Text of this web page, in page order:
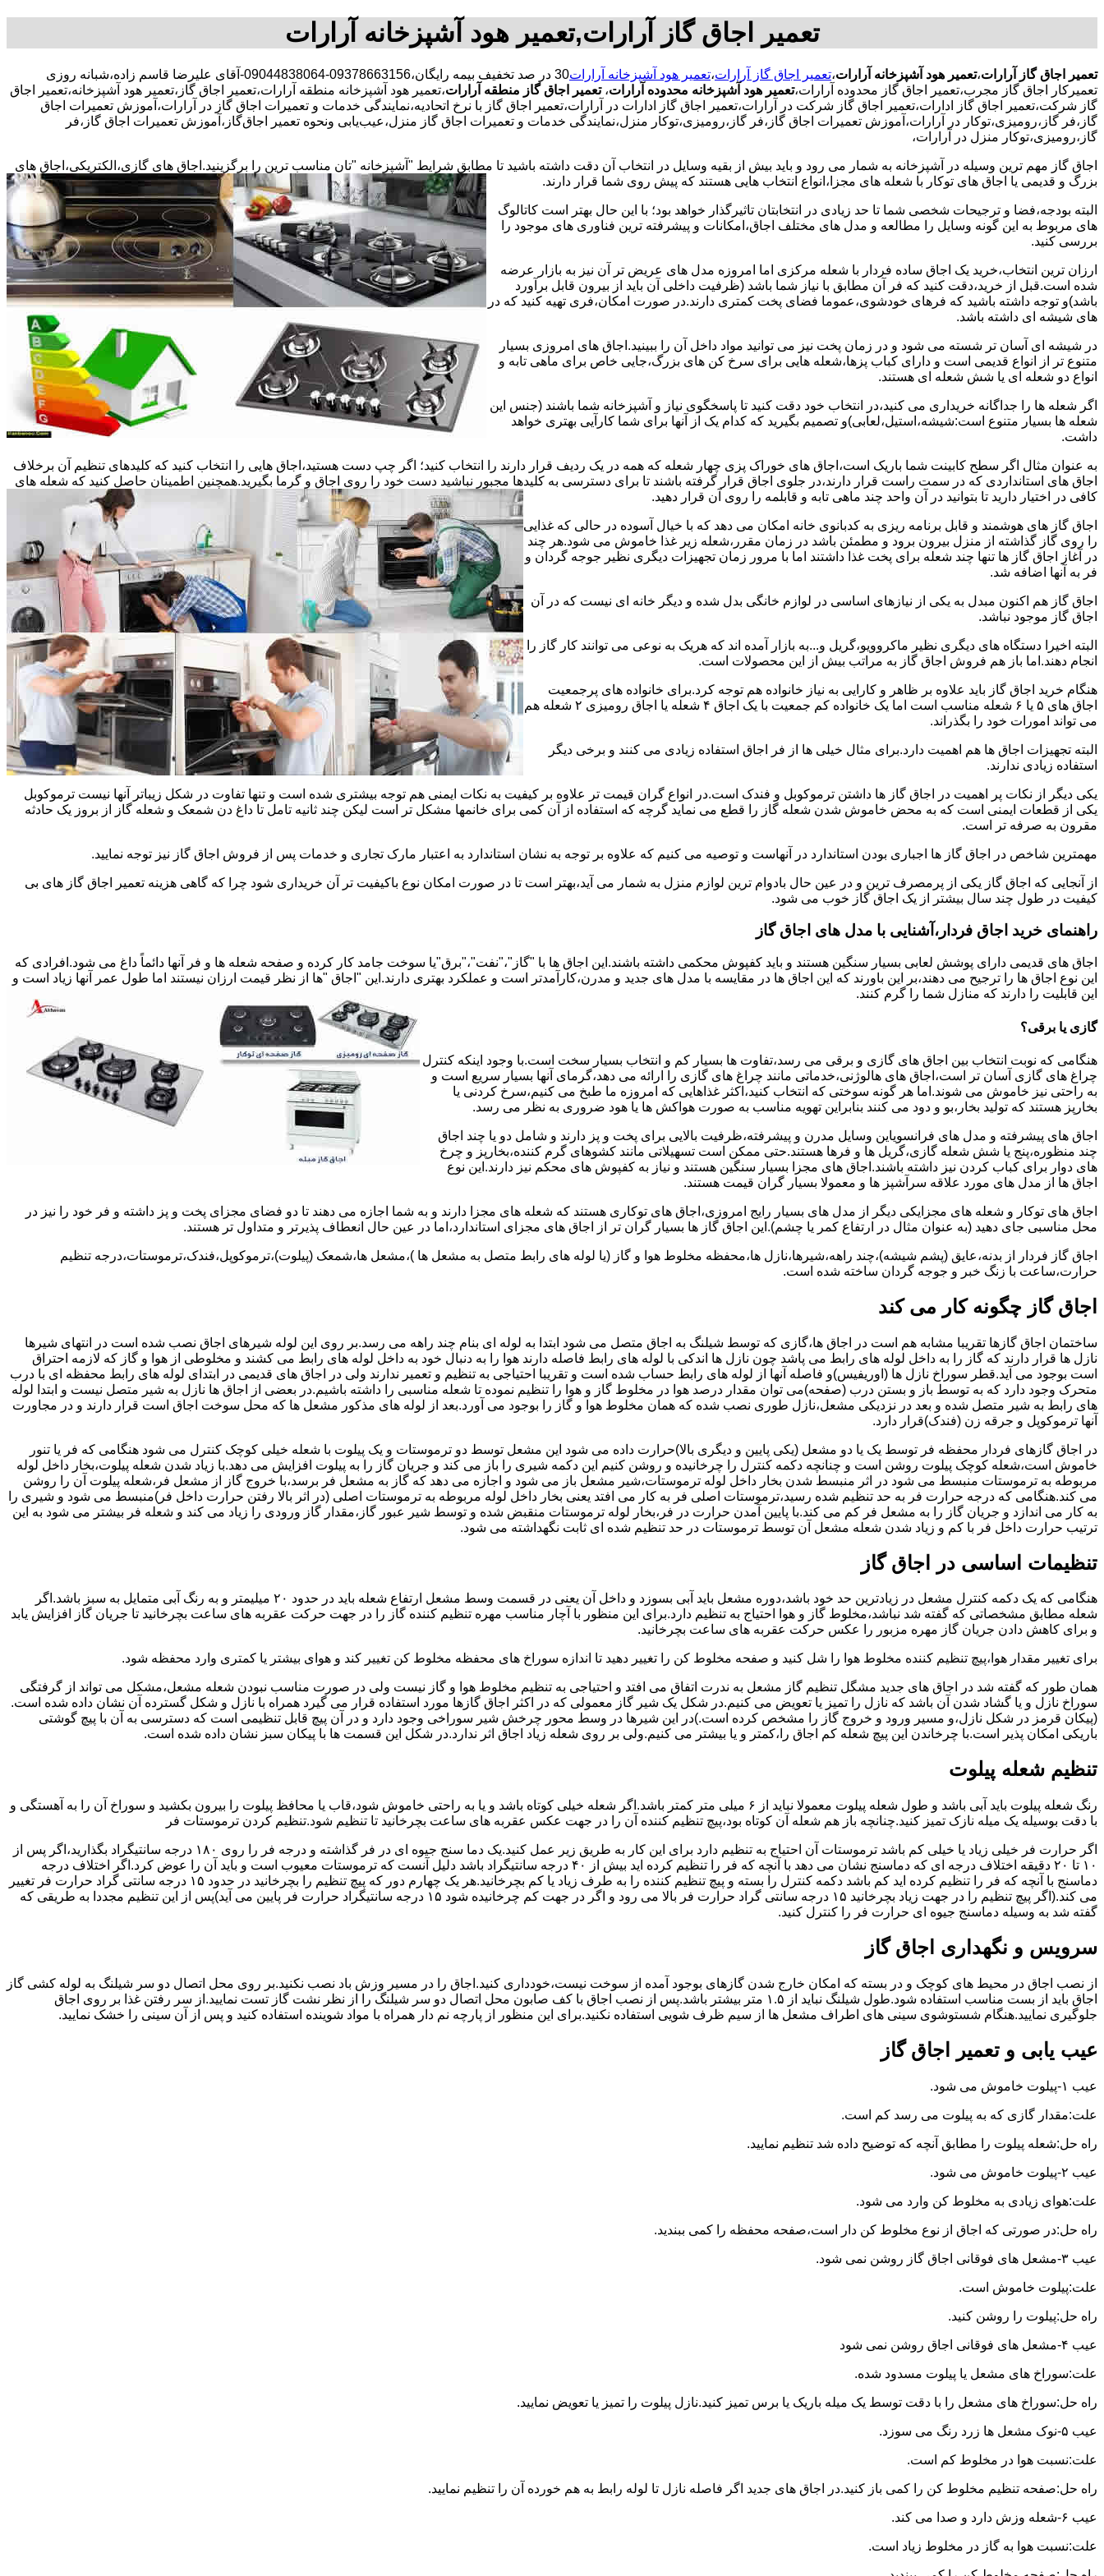
تعمیر اجاق گاز آرارات,تعمیر هود آشپزخانه آرارات
تعمیر اجاق گاز آرارات،تعمیر هود آشپزخانه آرارات،تعمیر اجاق گاز آرارات،تعمیر هود آشپزخانه آرارات
30 در صد تخفیف بیمه رایگان،09378663156-09044838064-آقای علیرضا قاسم زاده،شبانه روزی
تعمیرکار اجاق گاز مجرب،تعمیر اجاق گاز محدوده آرارات،تعمیر هود آشپزخانه محدوده آرارات، تعمیر اجاق گاز منطقه آرارات،تعمیر هود آشپزخانه منطقه آرارات،تعمیر اجاق گاز،تعمیر هود آشپزخانه،تعمیر اجاق
گاز شرکت،تعمیر اجاق گاز ادارات،تعمیر اجاق گاز شرکت در آرارات،تعمیر اجاق گاز ادارات در آرارات،تعمیر اجاق گاز با نرخ اتحادیه،نمایندگی خدمات و تعمیرات اجاق گاز در آرارات،آموزش تعمیرات اجاق
گاز،فر گاز،رومیزی،توکار در آرارات،آموزش تعمیرات اجاق گاز،فر گاز،رومیزی،توکار منزل،نمایندگی خدمات و تعمیرات اجاق گاز منزل،عیب‌یابی ونحوه تعمیر اجاق‌گاز،آموزش تعمیرات اجاق گاز،فر
گاز،رومیزی،توکار منزل در آرارات،
اجاق گاز مهم ترین وسیله در آشپزخانه به شمار می رود و باید بیش از بقیه وسایل در انتخاب آن دقت داشته باشید تا مطابق شرایط "آشپزخانه "تان مناسب ترین را برگزینید.اجاق های گازی،الکتریکی،اجاق های
بزرگ و قدیمی یا اجاق های توکار با شعله های مجزا،انواع انتخاب هایی هستند که پیش روی شما قرار دارند.
البته بودجه،فضا و ترجیحات شخصی شما تا حد زیادی در انتخابتان تاثیرگذار خواهد بود؛ با این حال بهتر است کاتالوگ
های مربوط به این گونه وسایل را مطالعه و مدل های مختلف اجاق،امکانات و پیشرفته ترین فناوری های موجود را
بررسی کنید.
ارزان ترین انتخاب،خرید یک اجاق ساده فردار با شعله مرکزی اما امروزه مدل های عریض تر آن نیز به بازار عرضه
شده است.قبل از خرید،دقت کنید که فر آن مطابق با نیاز شما باشد (ظرفیت داخلی آن باید از بیرون قابل برآورد
باشد)و توجه داشته باشید که فرهای خودشوی،عموما فضای پخت کمتری دارند.در صورت امکان،فری تهیه کنید که در
های شیشه ای داشته باشد.
در شیشه ای آسان تر شسته می شود و در زمان پخت نیز می توانید مواد داخل آن را ببینید.اجاق های امروزی بسیار
متنوع تر از انواع قدیمی است و دارای کباب پزها،شعله هایی برای سرخ کن های بزرگ،جایی خاص برای ماهی تابه و
انواع دو شعله ای یا شش شعله ای هستند.
اگر شعله ها را جداگانه خریداری می کنید،در انتخاب خود دقت کنید تا پاسخگوی نیاز و آشپزخانه شما باشند (جنس این
شعله ها بسیار متنوع است:شیشه،استیل،لعابی)و تصمیم بگیرید که کدام یک از آنها برای شما کارآیی بهتری خواهد
داشت.
به عنوان مثال اگر سطح کابینت شما باریک است،اجاق های خوراک پزی چهار شعله که همه در یک ردیف قرار دارند را انتخاب کنید؛ اگر چپ دست هستید،اجاق هایی را انتخاب کنید که کلیدهای تنظیم آن برخلاف
اجاق های استانداردی که در سمت راست قرار دارند،در جلوی اجاق قرار گرفته باشند تا برای دسترسی به کلیدها مجبور نباشید دست خود را روی اجاق و گرما بگیرید.همچنین اطمینان حاصل کنید که شعله های
کافی در اختیار دارید تا بتوانید در آن واحد چند ماهی تابه و قابلمه را روی آن قرار دهید.
اجاق گاز های هوشمند و قابل برنامه ریزی به کدبانوی خانه امکان می دهد که با خیال آسوده در حالی که غذایی
را روی گاز گذاشته از منزل بیرون برود و مطمئن باشد در زمان مقرر،شعله زیر غذا خاموش می شود.هر چند
در آغاز اجاق گاز ها تنها چند شعله برای پخت غذا داشتند اما با مرور زمان تجهیزات دیگری نظیر جوجه گردان و
فر به آنها اضافه شد.
اجاق گاز هم اکنون مبدل به یکی از نیازهای اساسی در لوازم خانگی بدل شده و دیگر خانه ای نیست که در آن
اجاق گاز موجود نباشد.
البته اخیرا دستگاه های دیگری نظیر ماکروویو،گریل و...به بازار آمده اند که هریک به نوعی می توانند کار گاز را
انجام دهند.اما باز هم فروش اجاق گاز به مراتب بیش از این محصولات است.
هنگام خرید اجاق گاز باید علاوه بر ظاهر و کارایی به نیاز خانواده هم توجه کرد.برای خانواده های پرجمعیت
اجاق های ۵ یا ۶ شعله مناسب است اما یک خانواده کم جمعیت با یک اجاق ۴ شعله یا اجاق رومیزی ۲ شعله هم
می تواند امورات خود را بگذراند.
البته تجهیزات اجاق ها هم اهمیت دارد.برای مثال خیلی ها از فر اجاق استفاده زیادی می کنند و برخی دیگر
استفاده زیادی ندارند.
یکی دیگر از نکات پر اهمیت در اجاق گاز ها داشتن ترموکوبل و فندک است.در انواع گران قیمت تر علاوه بر کیفیت به نکات ایمنی هم توجه بیشتری شده است و تنها تفاوت در شکل زیباتر آنها نیست ترموکوبل
یکی از قطعات ایمنی است که به محض خاموش شدن شعله گاز را قطع می نماید گرچه که استفاده از آن کمی برای خانمها مشکل تر است لیکن چند ثانیه تامل تا داغ دن شمعک و شعله گاز از بروز یک حادثه
مقرون به صرفه تر است.
مهمترین شاخص در اجاق گاز ها اجباری بودن استاندارد در آنهاست و توصیه می کنیم که علاوه بر توجه به نشان استاندارد به اعتبار مارک تجاری و خدمات پس از فروش اجاق گاز نیز توجه نمایید.
از آنجایی که اجاق گاز یکی از پرمصرف ترین و در عین حال بادوام ترین لوازم منزل به شمار می آید،بهتر است تا در صورت امکان نوع باکیفیت تر آن خریداری شود چرا که گاهی هزینه تعمیر اجاق گاز های بی
کیفیت در طول چند سال بیشتر از یک اجاق گاز خوب می شود.
راهنمای خرید اجاق فردار،آشنایی با مدل های اجاق گاز
اجاق های قدیمی دارای پوشش لعابی بسیار سنگین هستند و باید کفپوش محکمی داشته باشند.این اجاق ها با "گاز"،"نفت"،"برق"یا سوخت جامد کار کرده و صفحه شعله ها و فر آنها دائماً داغ می شود.افرادی که
این نوع اجاق ها را ترجیح می دهند،بر این باورند که این اجاق ها در مقایسه با مدل های جدید و مدرن،کارآمدتر است و عملکرد بهتری دارند.این "اجاق "ها از نظر قیمت ارزان نیستند اما طول عمر آنها زیاد است و
این قابلیت را دارند که منازل شما را گرم کنند.
گازی یا برقی؟
هنگامی که نوبت انتخاب بین اجاق های گازی و برقی می رسد،تفاوت ها بسیار کم و انتخاب بسیار سخت است.با وجود اینکه کنترل
چراغ های گازی آسان تر است،اجاق های هالوژنی،خدماتی مانند چراغ های گازی را ارائه می دهد،گرمای آنها بسیار سریع است و
به راحتی نیز خاموش می شوند.اما هر گونه سوختی که انتخاب کنید،اکثر غذاهایی که امروزه ما طبخ می کنیم،سرخ کردنی یا
بخارپز هستند که تولید بخار،بو و دود می کنند بنابراین تهویه مناسب به صورت هواکش ها یا هود ضروری به نظر می رسد.
اجاق های پیشرفته و مدل های فرانسویاین وسایل مدرن و پیشرفته،ظرفیت بالایی برای پخت و پز دارند و شامل دو یا چند اجاق
چند منظوره،پنج یا شش شعله گازی،گریل ها و فرها هستند.حتی ممکن است تسهیلاتی مانند کشوهای گرم کننده،بخارپز و چرخ
های دوار برای کباب کردن نیز داشته باشند.اجاق های مجزا بسیار سنگین هستند و نیاز به کفپوش های محکم نیز دارند.این نوع
اجاق ها از مدل های مورد علاقه سرآشپز ها و معمولا بسیار گران قیمت هستند.
اجاق های توکار و شعله های مجزایکی دیگر از مدل های بسیار رایج امروزی،اجاق های توکاری هستند که شعله های مجزا دارند و به شما اجازه می دهند تا دو فضای مجزای پخت و پز داشته و فر خود را نیز در
محل مناسبی جای دهید (به عنوان مثال در ارتفاع کمر یا چشم).این اجاق گاز ها بسیار گران تر از اجاق های مجزای استاندارد،اما در عین حال انعطاف پذیرتر و متداول تر هستند.
اجاق گاز فردار از بدنه،عایق (پشم شیشه)،چند راهه،شیرها،نازل ها،محفظه مخلوط هوا و گاز (یا لوله های رابط متصل به مشعل ها )،مشعل ها،شمعک (پیلوت)،ترموکوپل،فندک،ترموستات،درجه تنظیم
حرارت،ساعت با زنگ خبر و جوجه گردان ساخته شده است.
اجاق گاز چگونه کار می کند
ساختمان اجاق گازها تقریبا مشابه هم است در اجاق ها،گازی که توسط شیلنگ به اجاق متصل می شود ابتدا به لوله ای بنام چند راهه می رسد.بر روی این لوله شیرهای اجاق نصب شده است در انتهای شیرها
نازل ها قرار دارند که گاز را به داخل لوله های رابط می پاشد چون نازل ها اندکی با لوله های رابط فاصله دارند هوا را به دنبال خود به داخل لوله های رابط می کشند و مخلوطی از هوا و گاز که لازمه احتراق
است بوجود می آید.قطر سوراخ نازل ها (اوریفیس)و فاصله آنها از لوله های رابط حساب شده است و تقریبا احتیاجی به تنظیم و تعمیر ندارند ولی در اجاق های قدیمی در ابتدای لوله های رابط محفظه ای با درب
متحرک وجود دارد که به توسط باز و بستن درب (صفحه)می توان مقدار درصد هوا در مخلوط گاز و هوا را تنظیم نموده تا شعله مناسبی را داشته باشیم.در بعضی از اجاق ها نازل به شیر متصل نیست و ابتدا لوله
های رابط به شیر متصل شده و بعد در نزدیکی مشعل،نازل طوری نصب شده که همان مخلوط هوا و گاز را بوجود می آورد.بعد از لوله های مذکور مشعل ها که محل سوخت اجاق است قرار دارند و در مجاورت
آنها ترموکوپل و جرقه زن (فندک)قرار دارد.
در اجاق گازهای فردار محفظه فر توسط یک یا دو مشعل (یکی پایین و دیگری بالا)حرارت داده می شود این مشعل توسط دو ترموستات و یک پیلوت با شعله خیلی کوچک کنترل می شود هنگامی که فر یا تنور
خاموش است،شعله کوچک پیلوت روشن است و چنانچه دکمه کنترل را چرخانیده و روشن کنیم این دکمه شیری را باز می کند و جریان گاز را به پیلوت افزایش می دهد.با زیاد شدن شعله پیلوت،بخار داخل لوله
مربوطه به ترموستات منبسط می شود در اثر منبسط شدن بخار داخل لوله ترموستات،شیر مشعل باز می شود و اجازه می دهد که گاز به مشعل فر برسد،با خروج گاز از مشعل فر،شعله پیلوت آن را روشن
می کند.هنگامی که درجه حرارت فر به حد تنظیم شده رسید،ترموستات اصلی فر به کار می افتد یعنی بخار داخل لوله مربوطه به ترموستات اصلی (در اثر بالا رفتن حرارت داخل فر)منبسط می شود و شیری را
به کار می اندازد و جریان گاز را به مشعل فر کم می کند.با پایین آمدن حرارت در فر،بخار لوله ترموستات منقبض شده و توسط شیر عبور گاز،مقدار گاز ورودی را زیاد می کند و شعله فر بیشتر می شود به این
ترتیب حرارت داخل فر با کم و زیاد شدن شعله مشعل آن توسط ترموستات در حد تنظیم شده ای ثابت نگهداشته می شود.
تنظیمات اساسی در اجاق گاز
هنگامی که یک دکمه کنترل مشعل در زیادترین حد خود باشد،دوره مشعل باید آبی بسوزد و داخل آن یعنی در قسمت وسط مشعل ارتفاع شعله باید در حدود ۲۰ میلیمتر و به رنگ آبی متمایل به سبز باشد.اگر
شعله مطابق مشخصاتی که گفته شد نباشد،مخلوط گاز و هوا احتیاج به تنظیم دارد.برای این منظور با آچار مناسب مهره تنظیم کننده گاز را در جهت حرکت عقربه های ساعت بچرخانید تا جریان گاز افزایش یابد
و برای کاهش دادن جریان گاز مهره مزبور را عکس حرکت عقربه های ساعت بچرخانید.
برای تغییر مقدار هوا،پیچ تنظیم کننده مخلوط هوا را شل کنید و صفحه مخلوط کن را تغییر دهید تا اندازه سوراخ های محفظه مخلوط کن تغییر کند و هوای بیشتر یا کمتری وارد محفظه شود.
همان طور که گفته شد در اجاق های جدید مشگل تنظیم گاز مشعل به ندرت اتفاق می افتد و احتیاجی به تنظیم مخلوط هوا و گاز نیست ولی در صورت مناسب نبودن شعله مشعل،مشکل می تواند از گرفتگی
سوراخ نازل و یا گشاد شدن آن باشد که نازل را تمیز یا تعویض می کنیم.در شکل یک شیر گاز معمولی که در اکثر اجاق گازها مورد استفاده قرار می گیرد همراه با نازل و شکل گسترده آن نشان داده شده است.
(پیکان قرمز در شکل نازل،و مسیر ورود و خروج گاز را مشخص کرده است.)در این شیرها در وسط محور چرخش شیر سوراخی وجود دارد و در آن پیچ قابل تنظیمی است که دسترسی به آن با پیچ گوشتی
باریکی امکان پذیر است.با چرخاندن این پیچ شعله کم اجاق را،کمتر و یا بیشتر می کنیم.ولی بر روی شعله زیاد اجاق اثر ندارد.در شکل این قسمت ها با پیکان سبز نشان داده شده است.
تنظیم شعله پیلوت
رنگ شعله پیلوت باید آبی باشد و طول شعله پیلوت معمولا نباید از ۶ میلی متر کمتر باشد.اگر شعله خیلی کوتاه باشد و یا به راحتی خاموش شود،قاب یا محافظ پیلوت را بیرون بکشید و سوراخ آن را به آهستگی و
با دقت بوسیله یک میله نازک تمیز کنید.چنانچه باز هم شعله آن کوتاه بود،پیچ تنظیم کننده آن را در جهت عکس عقربه های ساعت بچرخانید تا تنظیم شود.تنظیم کردن ترموستات فر
اگر حرارت فر خیلی زیاد یا خیلی کم باشد ترموستات آن احتیاج به تنظیم دارد برای این کار به طریق زیر عمل کنید.یک دما سنج جیوه ای در فر گذاشته و درجه فر را روی ۱۸۰ درجه سانتیگراد بگذارید،اگر پس از
۱۰ تا ۲۰ دقیقه اختلاف درجه ای که دماسنج نشان می دهد با آنچه که فر را تنظیم کرده اید بیش از ۴۰ درجه سانتیگراد باشد دلیل آنست که ترموستات معیوب است و باید آن را عوض کرد.اگر اختلاف درجه
دماسنج با آنچه که فر را تنظیم کرده اید کم باشد دکمه کنترل را بسته و پیچ تنظیم کننده را به طرف زیاد یا کم بچرخانید.هر یک چهارم دور که پیچ تنظیم را بچرخانید در حدود ۱۵ درجه سانتی گراد حرارت فر تغییر
می کند.(اگر پیچ تنظیم را در جهت زیاد بچرخانید ۱۵ درجه سانتی گراد حرارت فر بالا می رود و اگر در جهت کم چرخانیده شود ۱۵ درجه سانتیگراد حرارت فر پایین می آید)پس از این تنظیم مجددا به طریقی که
گفته شد به وسیله دماسنج جیوه ای حرارت فر را کنترل کنید.
سرویس و نگهداری اجاق گاز
از نصب اجاق در محیط های کوچک و در بسته که امکان خارج شدن گازهای بوجود آمده از سوخت نیست،خودداری کنید.اجاق را در مسیر وزش باد نصب نکنید.بر روی محل اتصال دو سر شیلنگ به لوله کشی گاز
اجاق باید از بست مناسب استفاده شود.طول شیلنگ نباید از ۱.۵ متر بیشتر باشد.پس از نصب اجاق با کف صابون محل اتصال دو سر شیلنگ را از نظر نشت گاز تست نمایید.از سر رفتن غذا بر روی اجاق
جلوگیری نمایید.هنگام شستوشوی سینی های اطراف مشعل ها از سیم ظرف شویی استفاده نکنید.برای این منظور از پارچه نم دار همراه با مواد شوینده استفاده کنید و پس از آن سینی را خشک نمایید.
عیب یابی و تعمیر اجاق گاز
عیب ۱-پیلوت خاموش می شود.
علت:مقدار گازی که به پیلوت می رسد کم است.
راه حل:شعله پیلوت را مطابق آنچه که توضیح داده شد تنظیم نمایید.
عیب ۲-پیلوت خاموش می شود.
علت:هوای زیادی به مخلوط کن وارد می شود.
راه حل:در صورتی که اجاق از نوع مخلوط کن دار است،صفحه محفظه را کمی ببندید.
عیب ۳-مشعل های فوقانی اجاق گاز روشن نمی شود.
علت:پیلوت خاموش است.
راه حل:پیلوت را روشن کنید.
عیب ۴-مشعل های فوقانی اجاق روشن نمی شود
علت:سوراخ های مشعل یا پیلوت مسدود شده.
راه حل:سوراخ های مشعل را با دقت توسط یک میله باریک یا برس تمیز کنید.نازل پیلوت را تمیز یا تعویض نمایید.
عیب ۵-نوک مشعل ها زرد رنگ می سوزد.
علت:نسبت هوا در مخلوط کم است.
راه حل:صفحه تنظیم مخلوط کن را کمی باز کنید.در اجاق های جدید اگر فاصله نازل تا لوله رابط به هم خورده آن را تنظیم نمایید.
عیب ۶-شعله وزش دارد و صدا می کند.
علت:نسبت هوا به گاز در مخلوط زیاد است.